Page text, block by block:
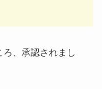
、承認されまし